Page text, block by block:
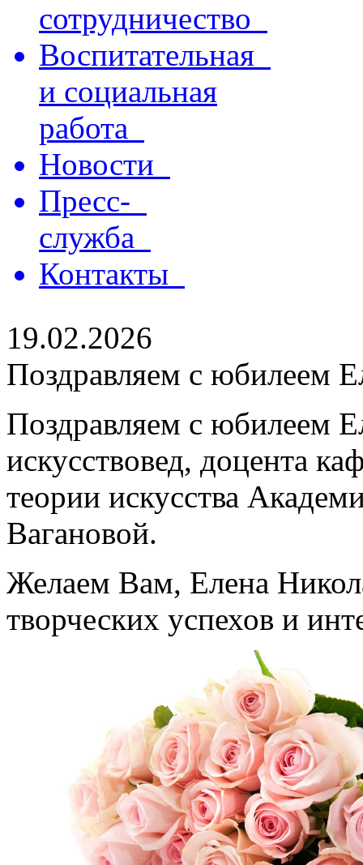
сотрудничество
Воспитательная
и социальная
работа
Новости
Пресс-
служба
Контакты
19.02.2026
Поздравляем с юбилеем
Поздравляем с юбилеем
искусствовед, доцента
теории искусства
Вагановой.
Желаем Вам, Елена
творческих успехов и